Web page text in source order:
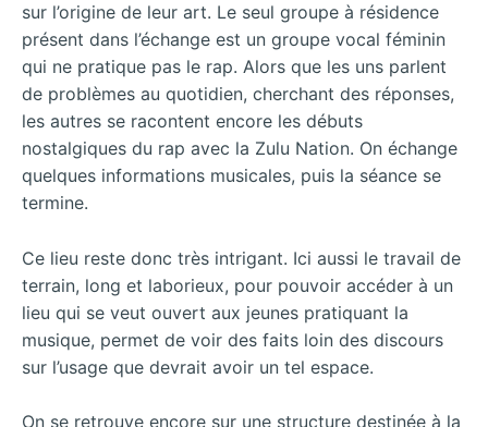
sur l’origine de leur art. Le seul groupe à résidence
présent dans l’échange est un groupe vocal féminin
qui ne pratique pas le rap. Alors que les uns parlent
de problèmes au quotidien, cherchant des réponses,
les autres se racontent encore les débuts
nostalgiques du rap avec la Zulu Nation. On échange
quelques informations musicales, puis la séance se
termine.
Ce lieu reste donc très intrigant. Ici aussi le travail de
terrain, long et laborieux, pour pouvoir accéder à un
lieu qui se veut ouvert aux jeunes pratiquant la
musique, permet de voir des faits loin des discours
sur l’usage que devrait avoir un tel espace.
On se retrouve encore sur une structure destinée à la